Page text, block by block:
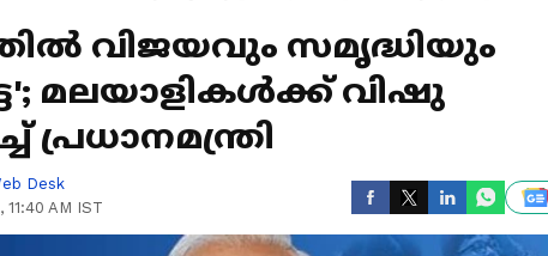
വിജയവും സമൃദ്ധിയും
മലയാളികൾക്ക് വിഷു
പ്രധാനമന്ത്രി
Desk
11:40 AM IST